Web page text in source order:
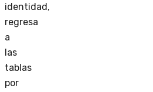
identidad,
regresa
a
las
tablas
por